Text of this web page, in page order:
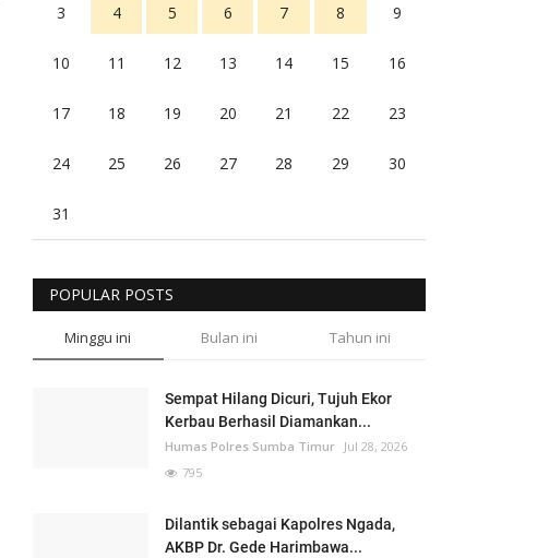
3 4 5 6 7 8 9
10 11 12 13 14 15 16
17 18 19 20 21 22 23
24 25 26 27 28 29 30
31
POPULAR POSTS
Minggu ini Bulan ini Tahun ini
Sempat Hilang Dicuri, Tujuh Ekor
Kerbau Berhasil Diamankan...
Humas Polres Sumba Timur Jul 28, 2026
795
Dilantik sebagai Kapolres Ngada,
AKBP Dr. Gede Harimbawa...